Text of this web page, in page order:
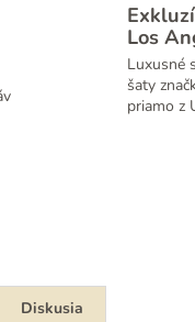
Los
Luxusné
šaty
priamo z
Diskusia